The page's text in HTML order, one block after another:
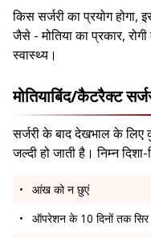
किस सर्जरी का प्रयोग होगा,
जैसे - मोतिया का प्रकार,
स्वास्थ्य।
मोतियाबिंद/कैटरैक्ट
सर्जरी के बाद देखभाल के लिए
जल्दी हो जाती है। निम्न
आंख को न छुएं
ऑपरेशन के 10 दिनों तक